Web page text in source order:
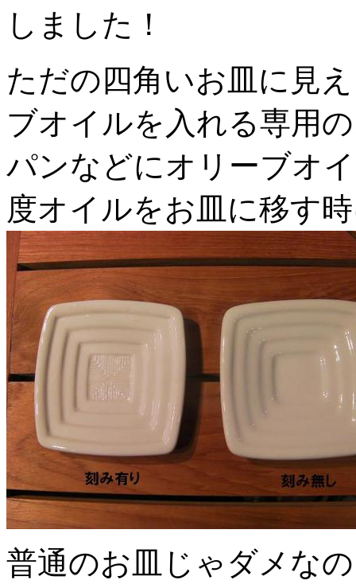
しました！
ただの四角いお皿に見
ブオイルを入れる専用
パンなどにオリーブオ
度オイルをお皿に移す
普通のお皿じゃダメな